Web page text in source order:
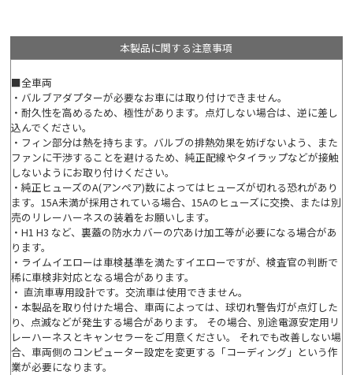
本製品に関する注意事項
■全車両
・バルブアダプターが必要なお車には取り付けできません。
・耐久性を高めるため、極性があります。点灯しない場合は、逆に差し
込んでください。
・フィン部分は熱を持ちます。バルブの排熱効果を妨げないよう、また
ファンに干渉することを避けるため、純正配線やタイラップなどが接触
しないようにお取り付けください。
・純正ヒューズのA(アンペア)数によってはヒューズが切れる恐れがあり
ます。15A未満が採用されている場合、15Aのヒューズに交換、または別
売のリレーハーネスの装着をお願いします。
・H1 H3 など、裏蓋の防水カバーの穴あけ加工等が必要になる場合があ
ります。
・ライムイエローは車検基準を満たすイエローですが、検査官の判断で
稀に車検非対応となる場合があります。
・ 直流車専用設計です。交流車は使用できません。
・本製品を取り付けた場合、車両によっては、球切れ警告灯が点灯した
り、点滅などが発生する場合があります。 その場合、別途電源安定用リ
レーハーネスとキャンセラーをご用意ください。 それでも改善しない場
合、車両側のコンピューター設定を変更する「コーディング」という作
業が必要になります。